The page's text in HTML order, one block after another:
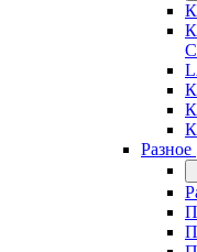
Разное